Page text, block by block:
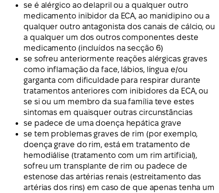
se é alérgico ao delapril ou a qualquer outro
medicamento inibidor da ECA, ao manidipino ou a
qualquer outro antagonista dos canais de cálcio, ou
a qualquer um dos outros componentes deste
medicamento (incluídos na secção 6)
se sofreu anteriormente reações alérgicas graves
como inflamação da face, lábios, língua e/ou
garganta com dificuldade para respirar durante
tratamentos anteriores com inibidores da ECA, ou
se si ou um membro da sua família teve estes
sintomas em quaisquer outras circunstâncias
se padece de uma doença hepática grave
se tem problemas graves de rim (por exemplo,
doença grave do rim, está em tratamento de
hemodiálise (tratamento com um rim artificial),
sofreu um transplante de rim ou padece de
estenose das artérias renais (estreitamento das
artérias dos rins) em caso de que apenas tenha um